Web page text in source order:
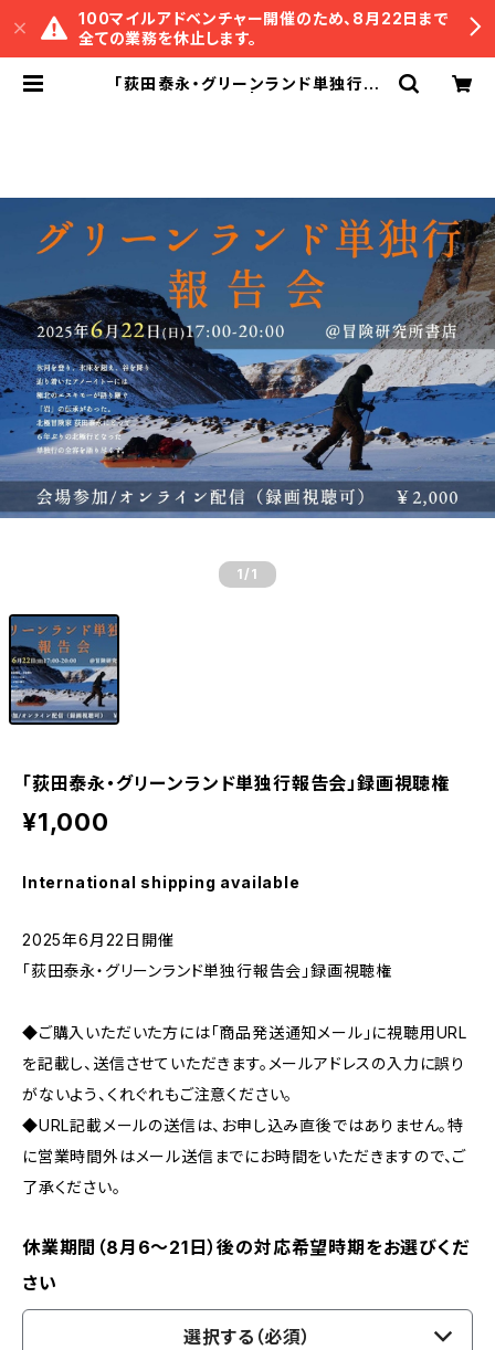
100マイルアドベンチャー開催のため、8月22日まで
全ての業務を休止します。
「荻田泰永・グリーンランド単独行報
1 /1
「荻田泰永・グリーンランド単独行報告会」録画視聴権
¥1,000
International shipping available
2025年6月22日開催
「荻田泰永・グリーンランド単独行報告会」録画視聴権
◆ご購入いただいた方には「商品発送通知メール」に視聴用URL
を記載し、送信させていただきます。メールアドレスの入力に誤り
がないよう、くれぐれもご注意ください。
◆URL記載メールの送信は、お申し込み直後ではありません。特
に営業時間外はメール送信までにお時間をいただきますので、ご
了承ください。
休業期間（8月6〜21日）後の対応希望時期をお選びくだ
さい
選択する（必須）